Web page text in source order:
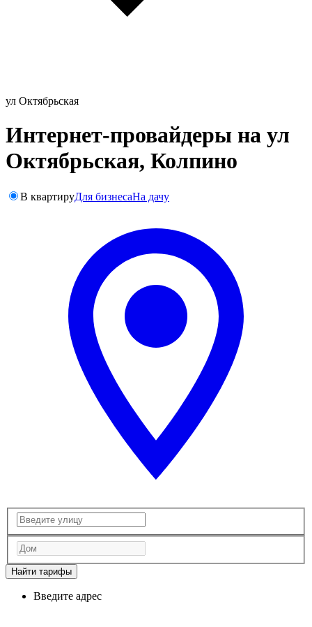
ул Октябрьская
Интернет-провайдеры на ул
Октябрьская, Колпино
В квартируДля бизнесаНа дачу
Найти тарифы
Введите адрес